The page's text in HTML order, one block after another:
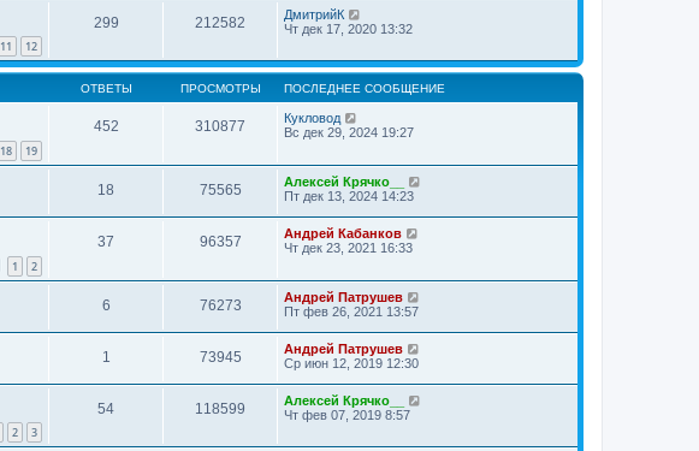
11 12
299 212582
ДмитрийК
Чт дек 17, 2020 13:32
ОТВЕТЫ ПРОСМОТРЫ ПОСЛЕДНЕЕ СООБЩЕНИЕ
18 19
452 310877
Кукловод
Вс дек 29, 2024 19:27
18 75565
Алексей Крячко__
Пт дек 13, 2024 14:23
1 2
37 96357
Андрей Кабанков
Чт дек 23, 2021 16:33
6 76273
Андрей Патрушев
Пт фев 26, 2021 13:57
1 73945
Андрей Патрушев
Ср июн 12, 2019 12:30
2 3
54 118599
Алексей Крячко__
Чт фев 07, 2019 8:57